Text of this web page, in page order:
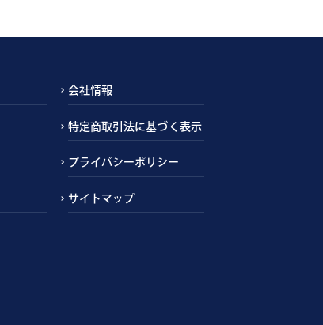
会社情報
特定商取引法に基づく表示
プライバシーポリシー
サイトマップ